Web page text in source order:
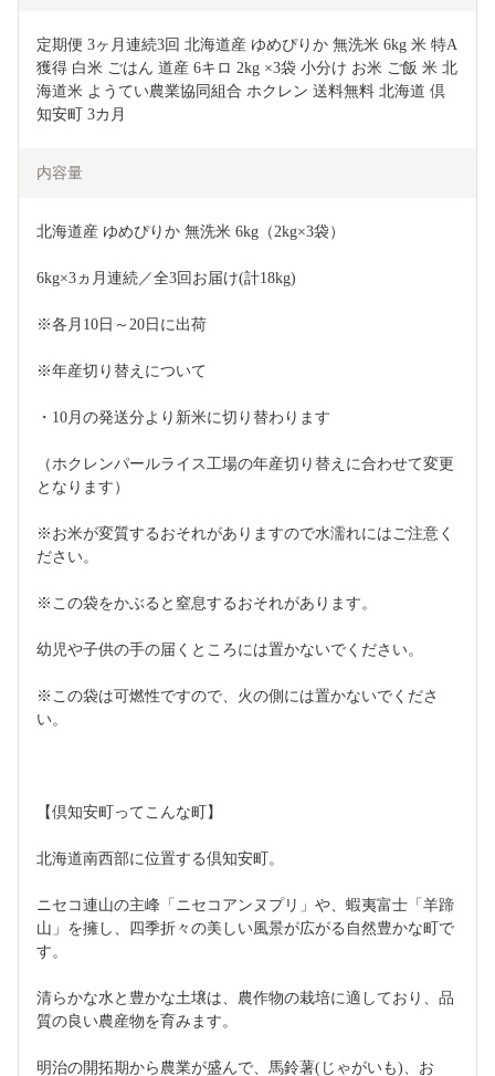
定期便 3ヶ月連続3回 北海道産 ゆめぴりか 無洗米 6kg 米 特A
獲得 白米 ごはん 道産 6キロ 2kg ×3袋 小分け お米 ご飯 米 北
海道米 ようてい農業協同組合 ホクレン 送料無料 北海道 倶
知安町 3カ月
内容量
北海道産 ゆめぴりか 無洗米 6kg（2kg×3袋）
6kg×3ヵ月連続／全3回お届け(計18kg)
※各月10日～20日に出荷
※年産切り替えについて
・10月の発送分より新米に切り替わります
（ホクレンパールライス工場の年産切り替えに合わせて変更
となります）
※お米が変質するおそれがありますので水濡れにはご注意く
ださい。
※この袋をかぶると窒息するおそれがあります。
幼児や子供の手の届くところには置かないでください。
※この袋は可燃性ですので、火の側には置かないでくださ
い。
【倶知安町ってこんな町】
北海道南西部に位置する倶知安町。
ニセコ連山の主峰「ニセコアンヌプリ」や、蝦夷富士「羊蹄
山」を擁し、四季折々の美しい風景が広がる自然豊かな町で
す。
清らかな水と豊かな土壌は、農作物の栽培に適しており、品
質の良い農産物を育みます。
明治の開拓期から農業が盛んで、馬鈴薯(じゃがいも)、お